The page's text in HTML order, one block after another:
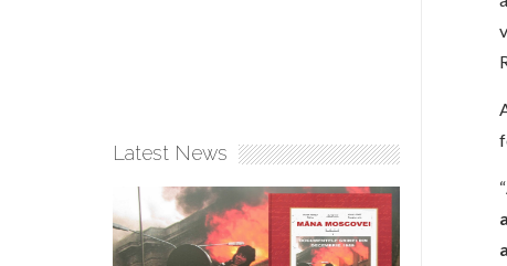
“
Latest News